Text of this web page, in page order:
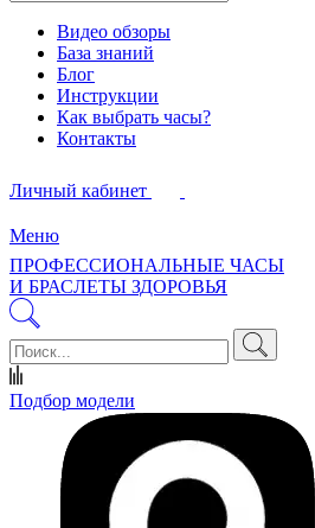
Видео обзоры
База знаний
Блог
Инструкции
Как выбрать часы?
Контакты
Личный кабинет
Меню
ПРОФЕССИОНАЛЬНЫЕ ЧАСЫ
И БРАСЛЕТЫ ЗДОРОВЬЯ
Подбор модели